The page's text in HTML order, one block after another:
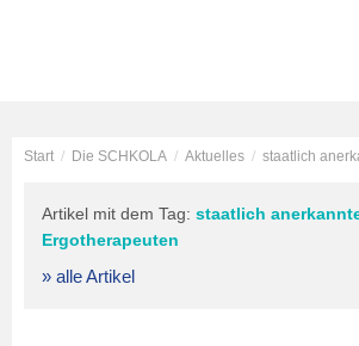
Start / Die SCHKOLA / Aktuelles / staatlich
Artikel mit dem Tag: staatlich
Ergotherapeuten
» alle Artikel